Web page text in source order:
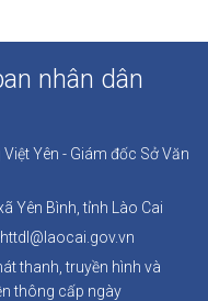
nhân dân
Việt Yên - Giám đốc Sở Văn
Yên Bình, tỉnh Lào Cai
thanh, truyền hình và
thông cấp ngày